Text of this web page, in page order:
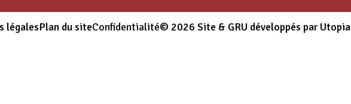
légalesPlan du siteConfidentialité© 2026 Site & GRU développés par Utopia